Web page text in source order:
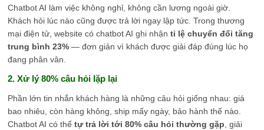
Chatbot AI làm việc không nghỉ, không cần lương ngoài giờ.
Khách hỏi lúc nào cũng được trả lời ngay lập tức. Trong thương
mại điện tử, website có chatbot AI ghi nhậntỉ lệ chuyển đổi tăng
trung bình 23% — đơn giản vì khách được giải đáp đúng lúc họ
đang phân vân.
2. Xử lý 80% câu hỏi lặp lại
Phần lớn tin nhắn khách hàng là những câu hỏi giống nhau: giá
bao nhiêu, còn hàng không, ship mấy ngày, bảo hành thế nào.
Chatbot AI có thểtự trả lời tới 80% câu hỏi thường gặp, giải